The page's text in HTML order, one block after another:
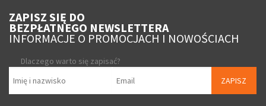
ZAPISZ SIĘ DO
BEZPŁATNEGO NEWSLETTERA
INFORMACJE O PROMOCJACH I NOWOŚCIACH
Dlaczego warto się zapisać?
ZAPISZ